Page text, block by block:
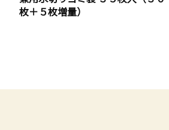
枚＋５枚増量）